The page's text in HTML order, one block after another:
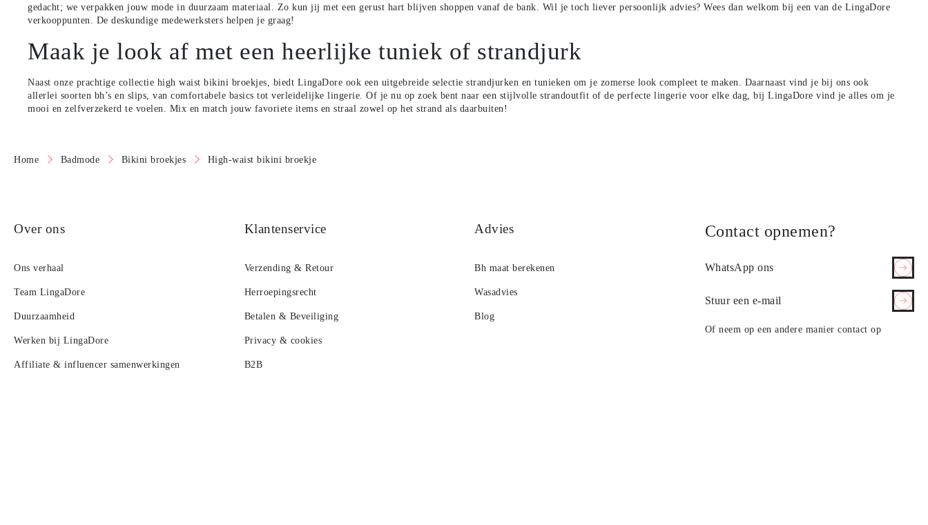
gedacht; we verpakken jouw mode in duurzaam materiaal. Zo kun jij met een gerust hart blijven shoppen vanaf de bank. Wil je toch liever persoonlijk advies? Wees dan welkom bij een van de LingaDore
verkooppunten. De deskundige medewerksters helpen je graag!
Maak je look af met een heerlijke tuniek of strandjurk
Naast onze prachtige collectie high waistbikini broekjes , biedt LingaDore ook een uitgebreide selectiestrandjurken en tunieken om je zomerse look compleet te maken. Daarnaast vind je bij ons ook
allerlei soorten bh’s en slips , van comfortabele basics tot verleidelijke lingerie. Of je nu op zoek bent naar een stijlvolle strandoutfit of de perfecte lingerie voor elke dag , bij LingaDore vind je alles om je
mooi en zelfverzekerd te voelen. Mix en match jouw favoriete items en straal zowel op het strand als daarbuiten!
Home Badmode Bikini broekjes High-waist bikini broekje
Over ons
Ons verhaal
Team LingaDore
Duurzaamheid
Werken bij LingaDore
Affiliate & influencer samenwerkingen
Klantenservice
Verzending & Retour
Herroepingsrecht
Betalen & Beveiliging
Privacy & cookies
B2B
Advies
Bh maat berekenen
Wasadvies
Blog
Contact opnemen?
WhatsApp ons
Stuur een e-mail
Of neem op een andere manier contact op